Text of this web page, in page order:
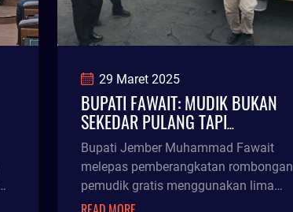
29 Maret 2025
BUPATI FAWAIT: MUDIK BUKAN
SEKEDAR PULANG TAPI
PENYEMPURNAAN IBADAH
Bupati Jember Muhammad Fawait
melepas pemberangkatan rombongan
pemudik gratis menggunakan lima
armada bus yang difasilitasi Pemkab